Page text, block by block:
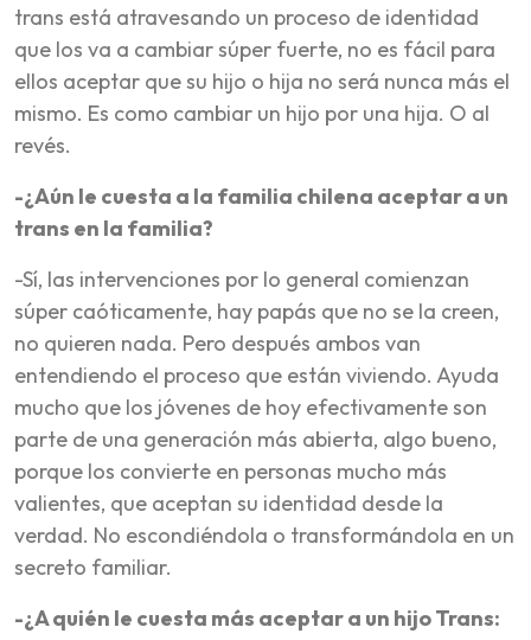
trans está atravesando un proceso de identidad
que los va a cambiar súper fuerte, no es fácil para
ellos aceptar que su hijo o hija no será nunca más el
mismo. Es como cambiar un hijo por una hija. O al
revés.
-¿Aún le cuesta a la familia chilena aceptar a un
trans en la familia?
-Sí, las intervenciones por lo general comienzan
súper caóticamente, hay papás que no se la creen,
no quieren nada. Pero después ambos van
entendiendo el proceso que están viviendo. Ayuda
mucho que los jóvenes de hoy efectivamente son
parte de una generación más abierta, algo bueno,
porque los convierte en personas mucho más
valientes, que aceptan su identidad desde la
verdad. No escondiéndola o transformándola en un
secreto familiar.
-¿A quién le cuesta más aceptar a un hijo Trans: